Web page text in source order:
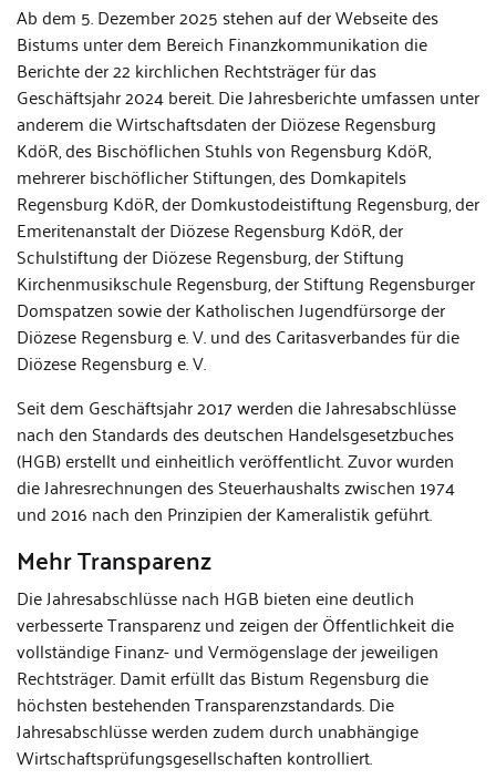
Ab dem 5. Dezember 2025 stehen auf der Webseite des
Bistums unter dem Bereich Finanzkommunikation die
Berichte der 22 kirchlichen Rechtsträger für das
Geschäftsjahr 2024 bereit. Die Jahresberichte umfassen unter
anderem die Wirtschaftsdaten der Diözese Regensburg
KdöR, des Bischöflichen Stuhls von Regensburg KdöR,
mehrerer bischöflicher Stiftungen, des Domkapitels
Regensburg KdöR, der Domkustodeistiftung Regensburg, der
Emeritenanstalt der Diözese Regensburg KdöR, der
Schulstiftung der Diözese Regensburg, der Stiftung
Kirchenmusikschule Regensburg, der Stiftung Regensburger
Domspatzen sowie der Katholischen Jugendfürsorge der
Diözese Regensburg e. V. und des Caritasverbandes für die
Diözese Regensburg e. V.
Seit dem Geschäftsjahr 2017 werden die Jahresabschlüsse
nach den Standards des deutschen Handelsgesetzbuches
(HGB) erstellt und einheitlich veröffentlicht. Zuvor wurden
die Jahresrechnungen des Steuerhaushalts zwischen 1974
und 2016 nach den Prinzipien der Kameralistik geführt.
Mehr Transparenz
Die Jahresabschlüsse nach HGB bieten eine deutlich
verbesserte Transparenz und zeigen der Öffentlichkeit die
vollständige Finanz- und Vermögenslage der jeweiligen
Rechtsträger. Damit erfüllt das Bistum Regensburg die
höchsten bestehenden Transparenzstandards. Die
Jahresabschlüsse werden zudem durch unabhängige
Wirtschaftsprüfungsgesellschaften kontrolliert.